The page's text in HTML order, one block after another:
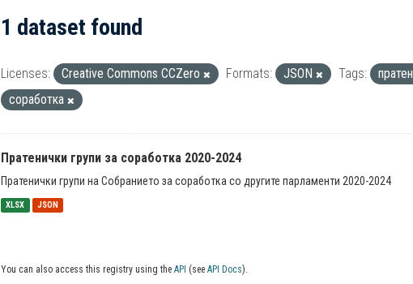
1 dataset found
Licenses: Creative Commons CCZero Formats: JSON Tags:
соработка
Пратенички групи за соработка 2020-2024
Пратенички групи на Собранието за соработка со другите парламенти 2020-2024
XLSX JSON
You can also access this registry using the API (see API Docs).